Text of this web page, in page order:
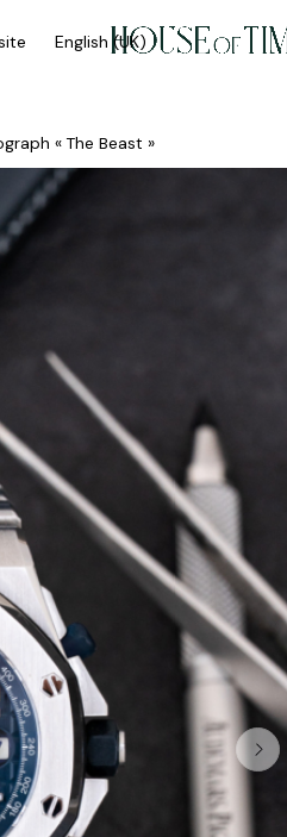
English (UK)
« The Beast »